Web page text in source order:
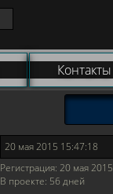
Контакты
20 мая 2015 15:47:18
Регистрация: 20 мая 2015
В проекте: 56 дней